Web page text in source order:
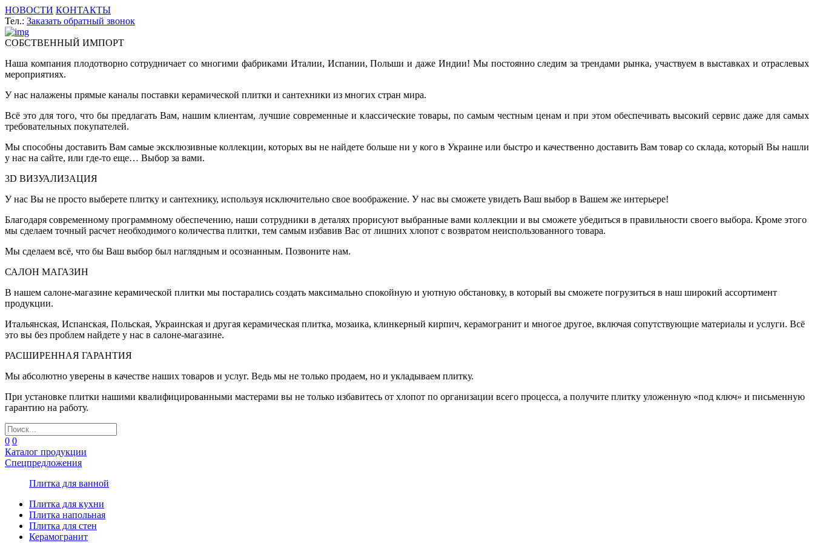
НОВОСТИ КОНТАКТЫ
Тел.: Заказать обратный звонок
СОБСТВЕННЫЙ ИМПОРТ
Наша компания плодотворно сотрудничает со многими фабриками Италии, Испании, Польши и даже Индии! Мы постоянно следим за трендами рынка, участвуем в выставках и отраслевых
мероприятиях.
У нас налажены прямые каналы поставки керамической плитки и сантехники из многих стран мира.
Всё это для того, что бы предлагать Вам, нашим клиентам, лучшие современные и классические товары, по самым честным ценам и при этом обеспечивать высокий сервис даже для самых
требовательных покупателей.
Мы способны доставить Вам самые эксклюзивные коллекции, которых вы не найдете больше ни у кого в Украине или быстро и качественно доставить Вам товар со склада, который Вы нашли
у нас на сайте, или где-то еще… Выбор за вами.
3D ВИЗУАЛИЗАЦИЯ
У нас Вы не просто выберете плитку и сантехнику, используя исключительно свое воображение. У нас вы сможете увидеть Ваш выбор в Вашем же интерьере!
Благодаря современному программному обеспечению, наши сотрудники в деталях прорисуют выбранные вами коллекции и вы сможете убедиться в правильности своего выбора. Кроме этого
мы сделаем точный расчет необходимого количества плитки, тем самым избавив Вас от лишних хлопот с возвратом неиспользованного товара.
Мы сделаем всё, что бы Ваш выбор был наглядным и осознанным. Позвоните нам.
САЛОН МАГАЗИН
В нашем салоне-магазине керамической плитки мы постарались создать максимально спокойную и уютную обстановку, в который вы сможете погрузиться в наш широкий ассортимент
продукции.
Итальянская, Испанская, Польская, Украинская и другая керамическая плитка, мозаика, клинкерный кирпич, керамогранит и многое другое, включая сопутствующие материалы и услуги. Всё
это вы без проблем найдете у нас в салоне-магазине.
РАСШИРЕННАЯ ГАРАНТИЯ
Мы абсолютно уверены в качестве наших товаров и услуг. Ведь мы не только продаем, но и укладываем плитку.
При установке плитки нашими квалифицированными мастерами вы не только избавитесь от хлопот по организации всего процесса, а получите плитку уложенную «под ключ» и письменную
гарантию на работу.
0 0
Каталог продукции
Спецпредложения
Плитка для ванной
Плитка для кухни
Плитка напольная
Плитка для стен
Керамогранит